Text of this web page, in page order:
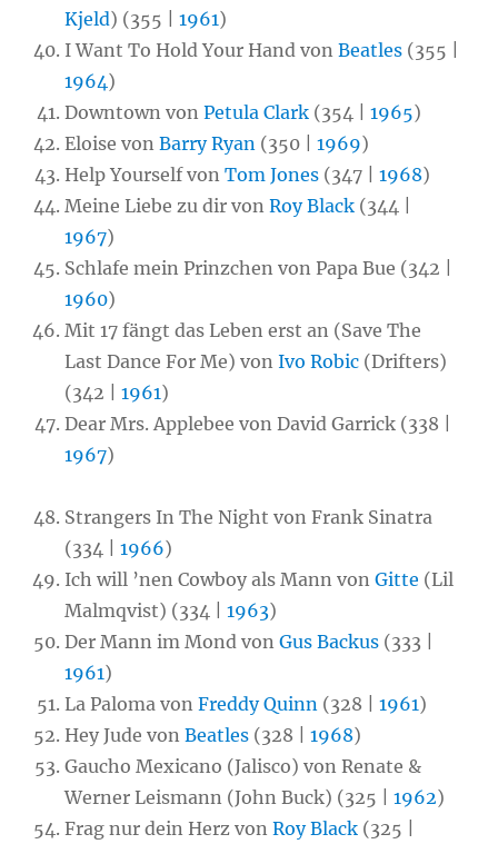
Kjeld) (355 |1961)
I Want To Hold Your Hand vonBeatles (355 |
1964)
Downtown vonPetula Clark (354 |1965)
Eloise vonBarry Ryan (350 |1969)
Help Yourself vonTom Jones (347 |1968)
Meine Liebe zu dir vonRoy Black (344 |
1967)
Schlafe mein Prinzchen von Papa Bue (342 |
1960)
Mit 17 fängt das Leben erst an (Save The
Last Dance For Me) vonIvo Robic (Drifters)
(342 |1961)
Dear Mrs. Applebee von David Garrick (338 |
1967)
Strangers In The Night von Frank Sinatra
(334 |1966)
Ich will ’nen Cowboy als Mann vonGitte (Lil
Malmqvist) (334 |1963)
Der Mann im Mond vonGus Backus (333 |
1961)
La Paloma vonFreddy Quinn (328 |1961)
Hey Jude vonBeatles (328 |1968)
Gaucho Mexicano (Jalisco) von Renate &
Werner Leismann (John Buck) (325 |1962)
Frag nur dein Herz vonRoy Black (325 |